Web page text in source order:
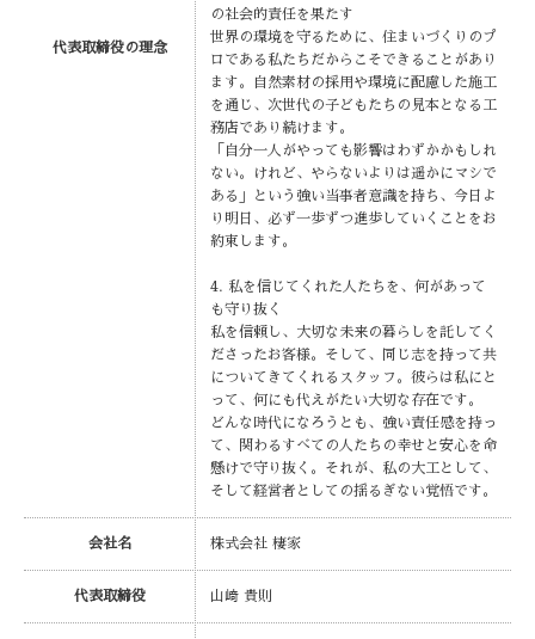
代表取締役の理念
の社会的責任を果たす
世界の環境を守るために、住まいづくりのプ
ロである私たちだからこそできることがあり
ます。自然素材の採用や環境に配慮した施工
を通じ、次世代の子どもたちの見本となる工
務店であり続けます。
「自分一人がやっても影響はわずかかもしれ
ない。けれど、やらないよりは遥かにマシで
ある」という強い当事者意識を持ち、今日よ
り明日、必ず一歩ずつ進歩していくことをお
約束します。
4. 私を信じてくれた人たちを、何があって
も守り抜く
私を信頼し、大切な未来の暮らしを託してく
ださったお客様。そして、同じ志を持って共
についてきてくれるスタッフ。彼らは私にと
って、何にも代えがたい大切な存在です。
どんな時代になろうとも、強い責任感を持っ
て、関わるすべての人たちの幸せと安心を命
懸けで守り抜く。それが、私の大工として、
そして経営者としての揺るぎない覚悟です。
会社名 株式会社 棲家
代表取締役 山﨑 貴則